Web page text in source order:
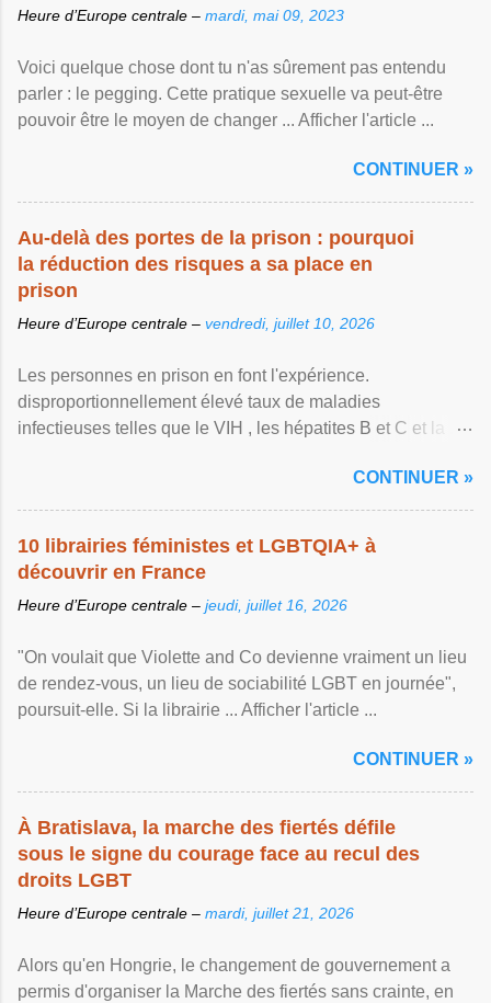
Heure d’Europe centrale – mardi, mai 09, 2023
Voici quelque chose dont tu n'as sûrement pas entendu
parler : le pegging. Cette pratique sexuelle va peut-être
pouvoir être le moyen de changer ... Afficher l'article ...
CONTINUER »
Au-delà des portes de la prison : pourquoi
la réduction des risques a sa place en
prison
Heure d’Europe centrale – vendredi, juillet 10, 2026
Les personnes en prison en font l'expérience.
disproportionnellement élevé taux de maladies
infectieuses telles que le VIH , les hépatites B et C et la ...
CONTINUER »
10 librairies féministes et LGBTQIA+ à
découvrir en France
Heure d’Europe centrale – jeudi, juillet 16, 2026
"On voulait que Violette and Co devienne vraiment un lieu
de rendez-vous, un lieu de sociabilité LGBT en journée",
poursuit-elle. Si la librairie ... Afficher l'article ...
CONTINUER »
À Bratislava, la marche des fiertés défile
sous le signe du courage face au recul des
droits LGBT
Heure d’Europe centrale – mardi, juillet 21, 2026
Alors qu'en Hongrie, le changement de gouvernement a
permis d'organiser la Marche des fiertés sans crainte, en